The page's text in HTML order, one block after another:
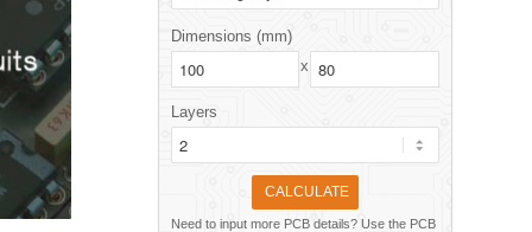
Dimensions (mm)
x
Layers
Need to input more PCB details? Use the PCB